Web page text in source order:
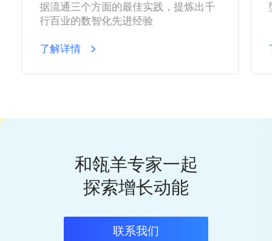
据流通三个方面的最佳实践，提炼出千
行百业的数智化先进经验
了解详情
和瓴羊专家一起
探索增长动能
联系我们